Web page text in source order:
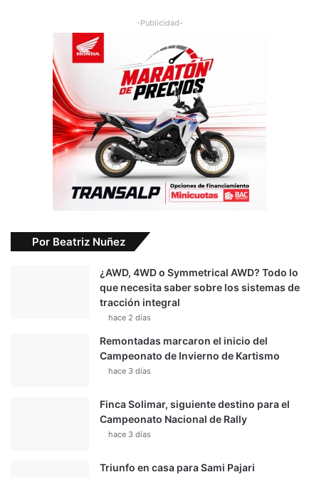
-Publicidad-
Por Beatriz Nuñez
¿AWD, 4WD o Symmetrical AWD? Todo lo
que necesita saber sobre los sistemas de
tracción integral
hace 2 días
Remontadas marcaron el inicio del
Campeonato de Invierno de Kartismo
hace 3 días
Finca Solimar, siguiente destino para el
Campeonato Nacional de Rally
hace 3 días
Triunfo en casa para Sami Pajari